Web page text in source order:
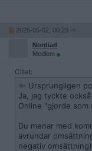
2026-05-02, 00:23
Nordiad
Medlem
Citat:
Ursprungligen
Ja, jag tyckte
Online "gjorde som
Du menar med
avrundar
negativ